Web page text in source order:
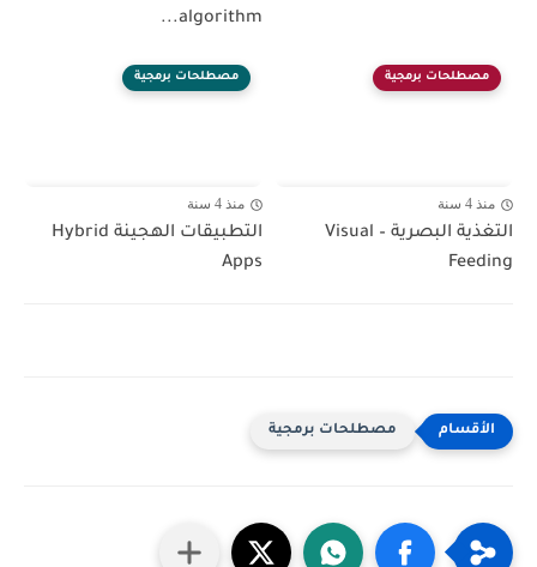
algorithm...
مصطلحات برمجية
منذ 4 سنة
التغذية البصرية – Visual
Feeding
مصطلحات برمجية
منذ 4 سنة
التطبيقات الهجينة Hybrid
Apps
مصطلحات برمجية